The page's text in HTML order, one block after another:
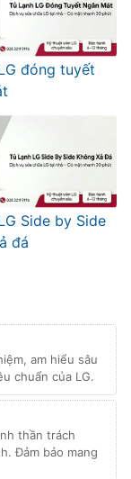
đóng tuyết
Side by Side
đá
am hiểu sâu
chuẩn của LG.
thần trách
Đảm bảo mang